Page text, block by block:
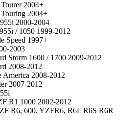
2004+
2004+
2000-2004
/ 1050 1999-2012
Speed 1997+
2003
Storm 1600 / 1700 2009-2012
2008-2012
2008-2012
2007-2012
R1 1000 2002-2012
R6, 600, YZFR6, R6L R6S R6R